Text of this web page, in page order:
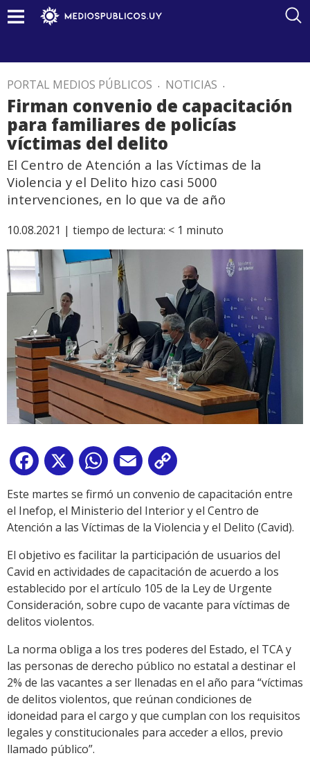
PORTAL MEDIOS PÚBLICOS . NOTICIAS .
Firman convenio de capacitación
para familiares de policías
víctimas del delito
El Centro de Atención a las Víctimas de la
Violencia y el Delito hizo casi 5000
intervenciones, en lo que va de año
10.08.2021 | tiempo de lectura: < 1 minuto
Facebook
X WhatsApp
Email
Link
Este martes se firmó un convenio de capacitación entre
el Inefop, el Ministerio del Interior y el Centro de
Atención a las Víctimas de la Violencia y el Delito (Cavid).
El objetivo es facilitar la participación de usuarios del
Cavid en actividades de capacitación de acuerdo a los
establecido por el artículo 105 de la Ley de Urgente
Consideración, sobre cupo de vacante para víctimas de
delitos violentos.
La norma obliga a los tres poderes del Estado, el TCA y
las personas de derecho público no estatal a destinar el
2% de las vacantes a ser llenadas en el año para “víctimas
de delitos violentos, que reúnan condiciones de
idoneidad para el cargo y que cumplan con los requisitos
legales y constitucionales para acceder a ellos, previo
llamado público”.